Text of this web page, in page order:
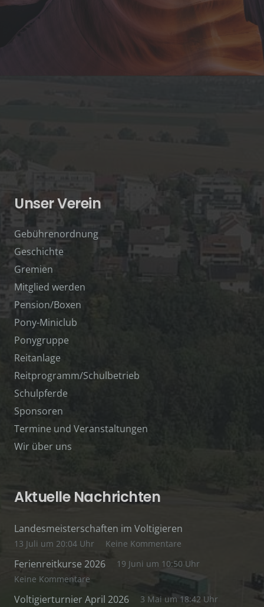
Unser Verein
Gebührenordnung
Geschichte
Gremien
Mitglied werden
Pension/Boxen
Pony-Miniclub
Ponygruppe
Reitanlage
Reitprogramm/Schulbetrieb
Schulpferde
Sponsoren
Termine und Veranstaltungen
Wir über uns
Aktuelle Nachrichten
Landesmeisterschaften im Voltigieren
13 Juli um 20:04 Uhr Keine Kommentare
Ferienreitkurse 2026
19 Juni um 10:50 Uhr
Keine Kommentare
Voltigierturnier April 2026
3 Mai um 18:42 Uhr